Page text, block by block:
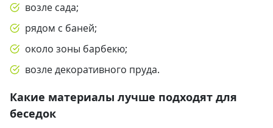
возле сада;
рядом с баней;
около зоны барбекю;
возле декоративного пруда.
Какие материалы лучше подходят для
беседок